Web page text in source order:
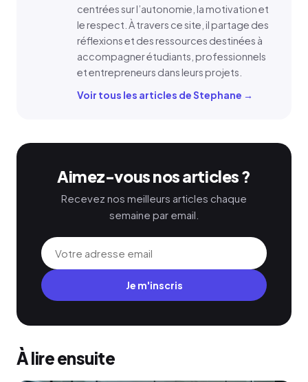
centrées sur l’autonomie, la motivation et
le respect. À travers ce site, il partage des
réflexions et des ressources destinées à
accompagner étudiants, professionnels
et entrepreneurs dans leurs projets.
Voir tous les articles de Stephane →
Aimez-vous nos articles ?
Recevez nos meilleurs articles chaque
semaine par email.
Je m'inscris
À lire ensuite